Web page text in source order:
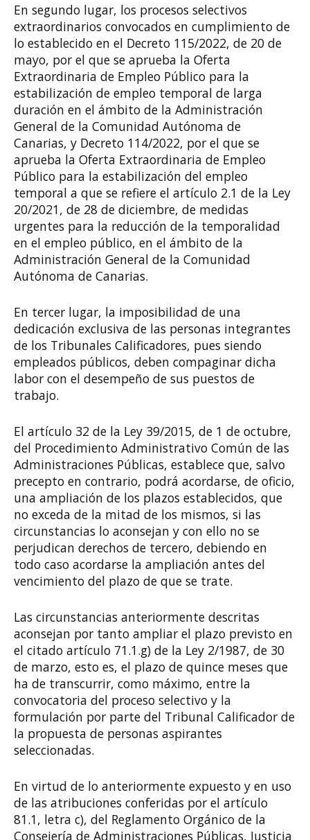
En segundo lugar, los procesos selectivos
extraordinarios convocados en cumplimiento de
lo establecido en el Decreto 115/2022, de 20 de
mayo, por el que se aprueba la Oferta
Extraordinaria de Empleo Público para la
estabilización de empleo temporal de larga
duración en el ámbito de la Administración
General de la Comunidad Autónoma de
Canarias, y Decreto 114/2022, por el que se
aprueba la Oferta Extraordinaria de Empleo
Público para la estabilización del empleo
temporal a que se refiere el artículo 2.1 de la Ley
20/2021, de 28 de diciembre, de medidas
urgentes para la reducción de la temporalidad
en el empleo público, en el ámbito de la
Administración General de la Comunidad
Autónoma de Canarias.
En tercer lugar, la imposibilidad de una
dedicación exclusiva de las personas integrantes
de los Tribunales Calificadores, pues siendo
empleados públicos, deben compaginar dicha
labor con el desempeño de sus puestos de
trabajo.
El artículo 32 de la Ley 39/2015, de 1 de octubre,
del Procedimiento Administrativo Común de las
Administraciones Públicas, establece que, salvo
precepto en contrario, podrá acordarse, de oficio,
una ampliación de los plazos establecidos, que
no exceda de la mitad de los mismos, si las
circunstancias lo aconsejan y con ello no se
perjudican derechos de tercero, debiendo en
todo caso acordarse la ampliación antes del
vencimiento del plazo de que se trate.
Las circunstancias anteriormente descritas
aconsejan por tanto ampliar el plazo previsto en
el citado artículo 71.1.g) de la Ley 2/1987, de 30
de marzo, esto es, el plazo de quince meses que
ha de transcurrir, como máximo, entre la
convocatoria del proceso selectivo y la
formulación por parte del Tribunal Calificador de
la propuesta de personas aspirantes
seleccionadas.
En virtud de lo anteriormente expuesto y en uso
de las atribuciones conferidas por el artículo
81.1, letra c), del Reglamento Orgánico de la
Consejería de Administraciones Públicas, Justicia